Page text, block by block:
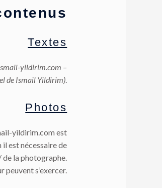
Textes
yildirim.com –
de Ismail Yildirim).
Photos
yildirim.com est
est nécessaire de
de la photographe.
peuvent s’exercer.